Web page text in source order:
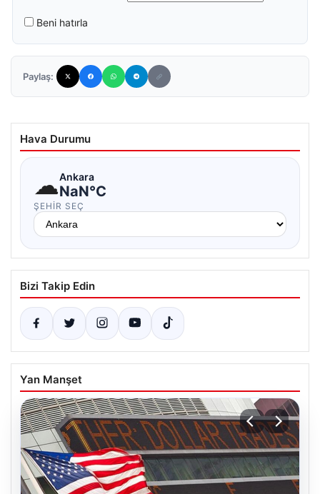
Beni hatırla
Paylaş:
Hava Durumu
☁Ankara
NaN°C
ŞEHIR SEÇ
Bizi Takip Edin
Yan Manşet